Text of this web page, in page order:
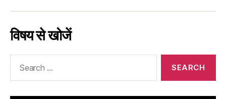
विषय से खोजें